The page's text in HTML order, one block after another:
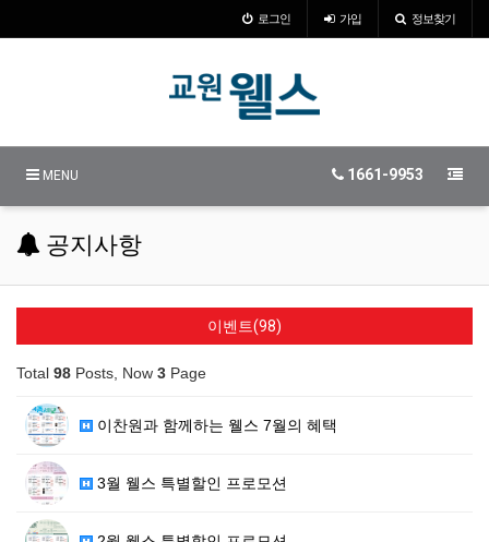
로그인 가입 정보찾기
MENU 1661-9953
공지사항
이벤트(98)
Total 98 Posts, Now 3 Page
이찬원과 함께하는 웰스 7월의 혜택
3월 웰스 특별할인 프로모션